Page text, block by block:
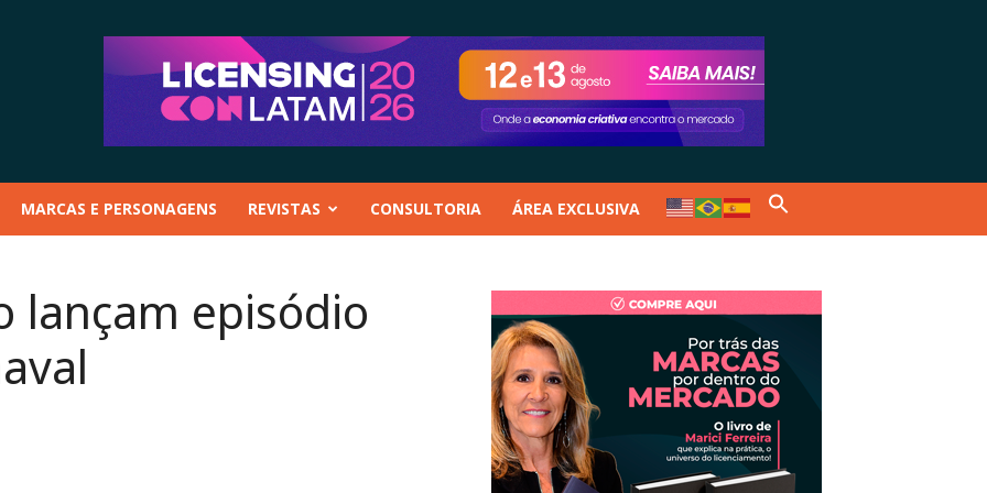
MARCAS E PERSONAGENS REVISTAS CONSULTORIA ÁREA EXCLUSIVA
lançam episódio